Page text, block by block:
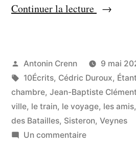
Continuer la lecture « Ce
de
devenir
à
Publié
par
Antonin Crenn 9 mai
Étiquettes :
10Écrits, Cédric Duroux,
chambre, Jean-Baptiste Clément
ville, le train, le voyage, les amis,
des Batailles, Sisteron, Veynes
Un commentairesur